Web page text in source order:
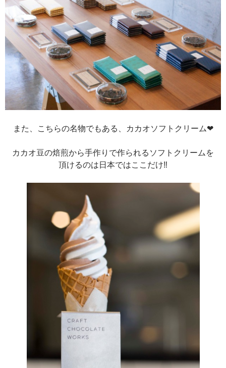
また、こちらの名物でもある、カカオソフトクリーム❤︎
カカオ豆の焙煎から手作りで作られるソフトクリームを
頂けるのは日本ではここだけ‼︎